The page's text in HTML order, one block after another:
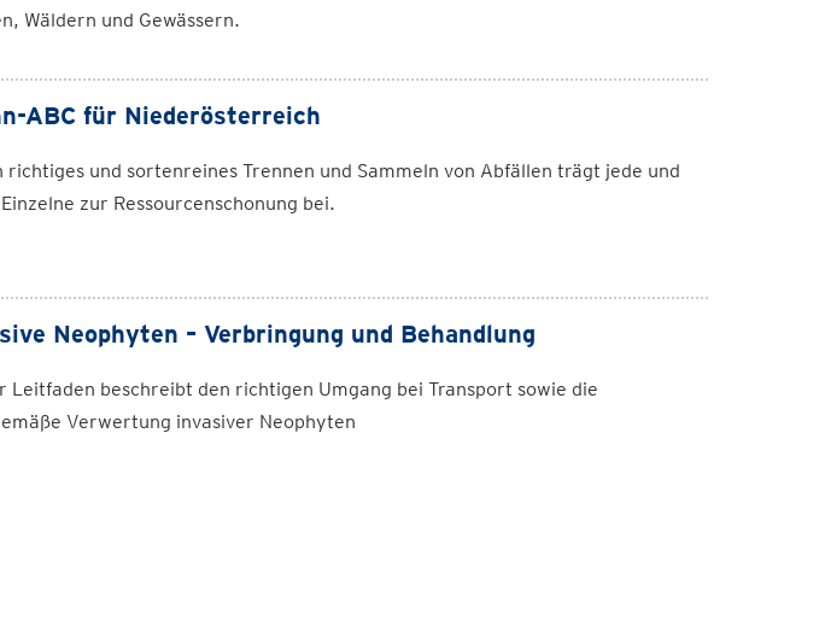
Wäldern und Gewässern.
ABC für Niederösterreich
richtiges und sortenreines Trennen und Sammeln von Abfällen trägt jede und
zur Ressourcenschonung bei.
Neophyten – Verbringung und Behandlung
Leitfaden beschreibt den richtigen Umgang bei Transport sowie die
Verwertung invasiver Neophyten